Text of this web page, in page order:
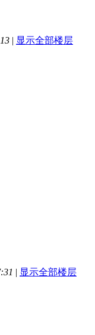
| 显示全部楼层
| 显示全部楼层